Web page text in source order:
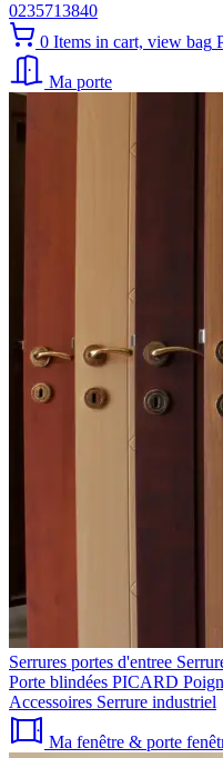
0235713840
0 Items in cart, view bag
Ma porte
Serrures portes d'entree
Porte blindées PICARD
Accessoires Serrure industriel
Ma fenêtre & porte